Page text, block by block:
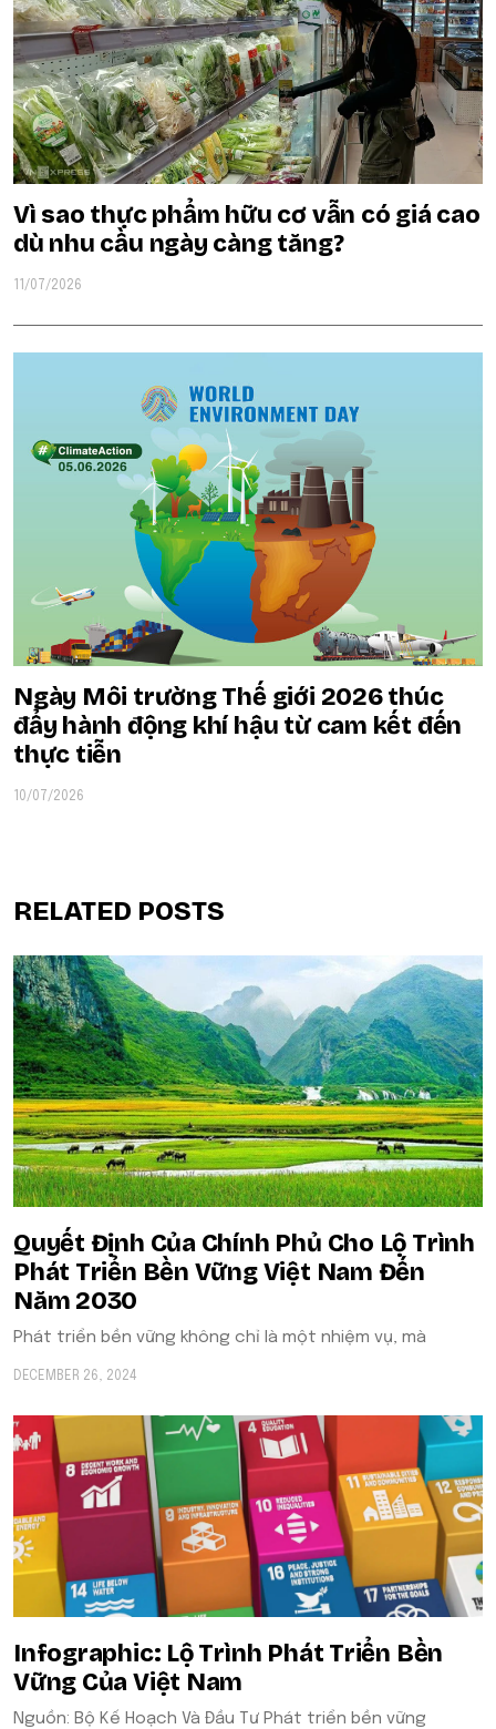
Vì sao thực phẩm hữu cơ vẫn có giá cao
dù nhu cầu ngày càng tăng?
11/07/2026
Ngày Môi trường Thế giới 2026 thúc
đẩy hành động khí hậu từ cam kết đến
thực tiễn
10/07/2026
RELATED POSTS
Quyết Định Của Chính Phủ Cho Lộ Trình
Phát Triển Bền Vững Việt Nam Đến
Năm 2030
Phát triển bền vững không chỉ là một nhiệm vụ, mà
DECEMBER 26, 2024
Infographic: Lộ Trình Phát Triển Bền
Vững Của Việt Nam
Nguồn: Bộ Kế Hoạch Và Đầu Tư Phát triển bền vững